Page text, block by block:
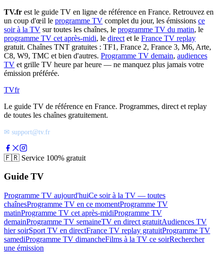
TV.fr est le guide TV en ligne de référence en France. Retrouvez en
un coup d'œil le programme TV complet du jour, les émissions ce
soir à la TV sur toutes les chaînes, le programme TV du matin, le
programme TV cet après-midi, le direct et le France TV replay
gratuit. Chaînes TNT gratuites : TF1, France 2, France 3, M6, Arte,
C8, W9, TMC et bien d'autres. Programme TV demain, audiences
TV et grille TV heure par heure — ne manquez plus jamais votre
émission préférée.
TVfr
Le guide TV de référence en France. Programmes, direct et replay
de toutes les chaînes gratuitement.
✉ support@tv.fr
🇫🇷 Service 100% gratuit
Guide TV
Programme TV aujourd'huiCe soir à la TV — toutes
chaînesProgramme TV en ce momentProgramme TV
matinProgramme TV cet après-midiProgramme TV
demainProgramme TV semaineTV en direct gratuitAudiences TV
hier soirSport TV en directFrance TV replay gratuitProgramme TV
samediProgramme TV dimancheFilms à la TV ce soirRechercher
une émission